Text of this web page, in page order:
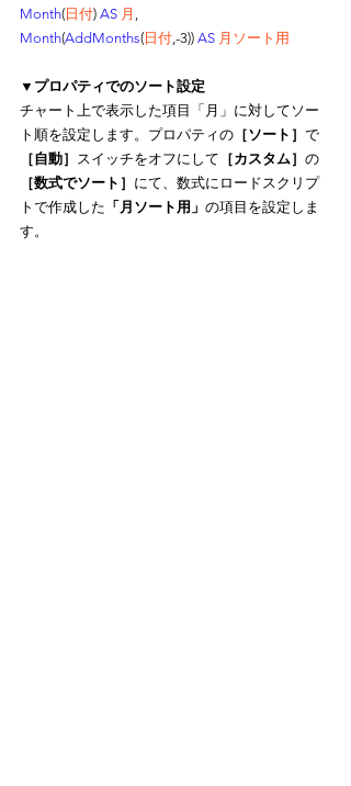
Month( 日付) AS 月 ,
Month(AddMonths( 日付,-3)) AS 月ソート用
▼プロパティでのソート設定
チャート上で表示した項目「月」に対してソー
ト順を設定します。プロパティの ［ソート］ で
［自動］ スイッチをオフにして ［カスタム］ の
［数式でソート］ にて、数式にロードスクリプ
トで作成した 「月ソート用」 の項目を設定しま
す。